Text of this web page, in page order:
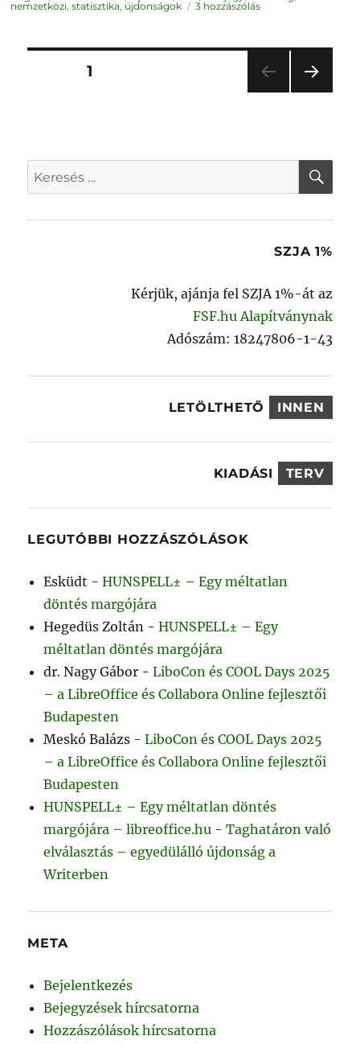
nemzetközi ,statisztika ,újdonságok 3 hozzászólásLibreOffice
Bejegyzések
OLDAL1
AL
Keresés
a
következő
SZJA 1%
Kérjük, ajánja fel SZJA 1%-át az
FSF.hu Alapítványnak
Adószám: 18247806-1-43
LETÖLTHETŐ INNEN
KIADÁSI TERV
LEGUTÓBBI HOZZÁSZÓLÁSOK
Esküdt -HUNSPELL± – Egy méltatlan
döntés margójára
Hegedüs Zoltán -HUNSPELL± – Egy
méltatlan döntés margójára
dr. Nagy Gábor -LiboCon és COOL Days 2025
– a LibreOffice és Collabora Online fejlesztői
Budapesten
Meskó Balázs -LiboCon és COOL Days 2025
– a LibreOffice és Collabora Online fejlesztői
Budapesten
HUNSPELL± – Egy méltatlan döntés
margójára – libreoffice.hu -Taghatáron való
elválasztás – egyedülálló újdonság a
Writerben
META
Bejelentkezés
Bejegyzések hírcsatorna
Hozzászólások hírcsatorna